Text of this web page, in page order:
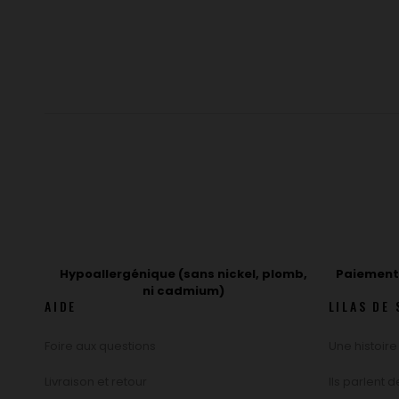
Hypoallergénique (sans nickel, plomb,
ni cadmium)
AIDE LILAS DE